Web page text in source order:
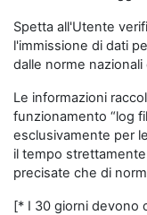
Spetta all'Utente
l'immissione di dati
dalle norme
Le informazioni
funzionamento “log
esclusivamente per
il tempo
precisate che di
[* I 30 giorni devono